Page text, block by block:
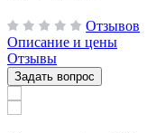
Отзывов
Описание и цены
Отзывы
Задать вопрос